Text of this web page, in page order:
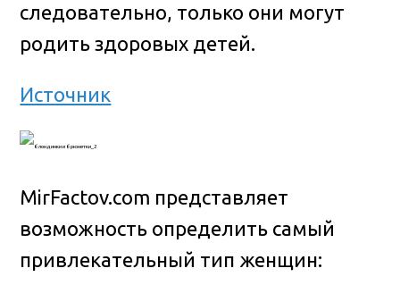
следовательно, только они могут
родить здоровых детей.
Источник
MirFactov.com представляет
возможность определить самый
привлекательный тип женщин: